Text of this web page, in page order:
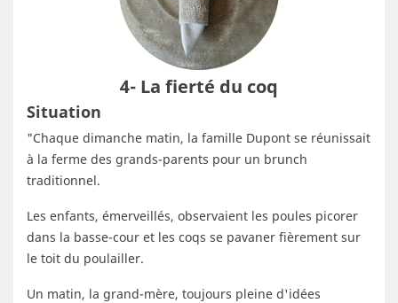
4- La fierté du coq
Situation
"Chaque dimanche matin, la famille Dupont se réunissait
à la ferme des grands-parents pour un brunch
traditionnel.
Les enfants, émerveillés, observaient les poules picorer
dans la basse-cour et les coqs se pavaner fièrement sur
le toit du poulailler.
Un matin, la grand-mère, toujours pleine d'idées